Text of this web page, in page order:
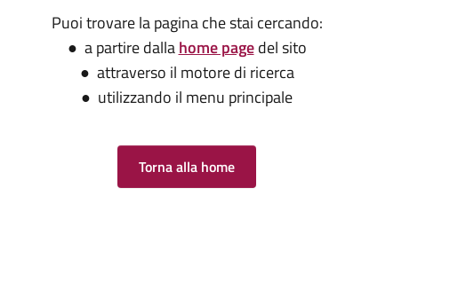
Puoi trovare la pagina che stai cercando:
● a partire dallahome pagedel sito
● attraverso il motore di ricerca
● utilizzando il menu principale
Torna alla home